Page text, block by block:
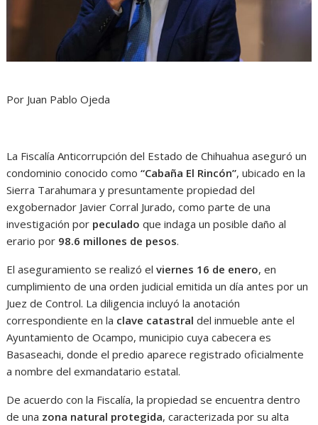
Por Juan Pablo Ojeda
La Fiscalía Anticorrupción del Estado de Chihuahua aseguró un
condominio conocido como“Cabaña El Rincón”, ubicado en la
Sierra Tarahumara y presuntamente propiedad del
exgobernador Javier Corral Jurado, como parte de una
investigación por peculado que indaga un posible daño al
erario por 98.6 millones de pesos.
El aseguramiento se realizó elviernes 16 de enero, en
cumplimiento de una orden judicial emitida un día antes por un
Juez de Control. La diligencia incluyó la anotación
correspondiente en la clave catastral del inmueble ante el
Ayuntamiento de Ocampo, municipio cuya cabecera es
Basaseachi, donde el predio aparece registrado oficialmente
a nombre del exmandatario estatal.
De acuerdo con la Fiscalía, la propiedad se encuentra dentro
de una zona natural protegida, caracterizada por su alta